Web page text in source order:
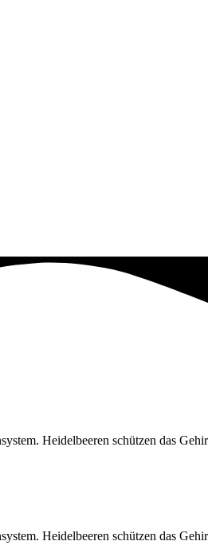
Heidelbeeren schützen das
Heidelbeeren schützen das